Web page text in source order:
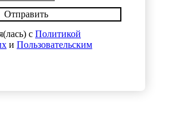
Отправить
с Политикой
и Пользовательским